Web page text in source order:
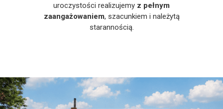
uroczystości realizujemy z pełnym
zaangażowaniem, szacunkiem i należytą
starannością.